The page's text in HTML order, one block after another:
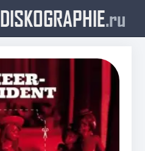
DISKOGRAPHIE.ru